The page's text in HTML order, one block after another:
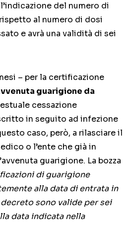
del numero di
al numero di dosi
e avrà una validità di sei
– per la certificazione
guarigione da
cessazione
in seguito ad infezione
caso, però, a rilasciare il
o l’ente che già in
guarigione. La bozza
di guarigione
alla data di entrata in
sono valide per sei
data indicata nella